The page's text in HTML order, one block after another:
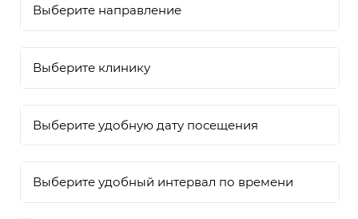
Выберите направление
Выберите клинику
Выберите удобный интервал по времени